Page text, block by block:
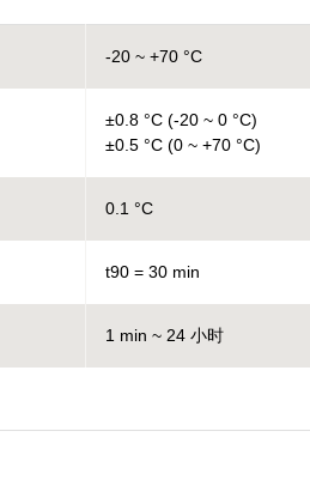
-20 ~ +70 °C
±0.8 °C (-20 ~ 0 °C)
±0.5 °C (0 ~ +70 °C)
0.1 °C
t90 = 30 min
1 min ~ 24 小时